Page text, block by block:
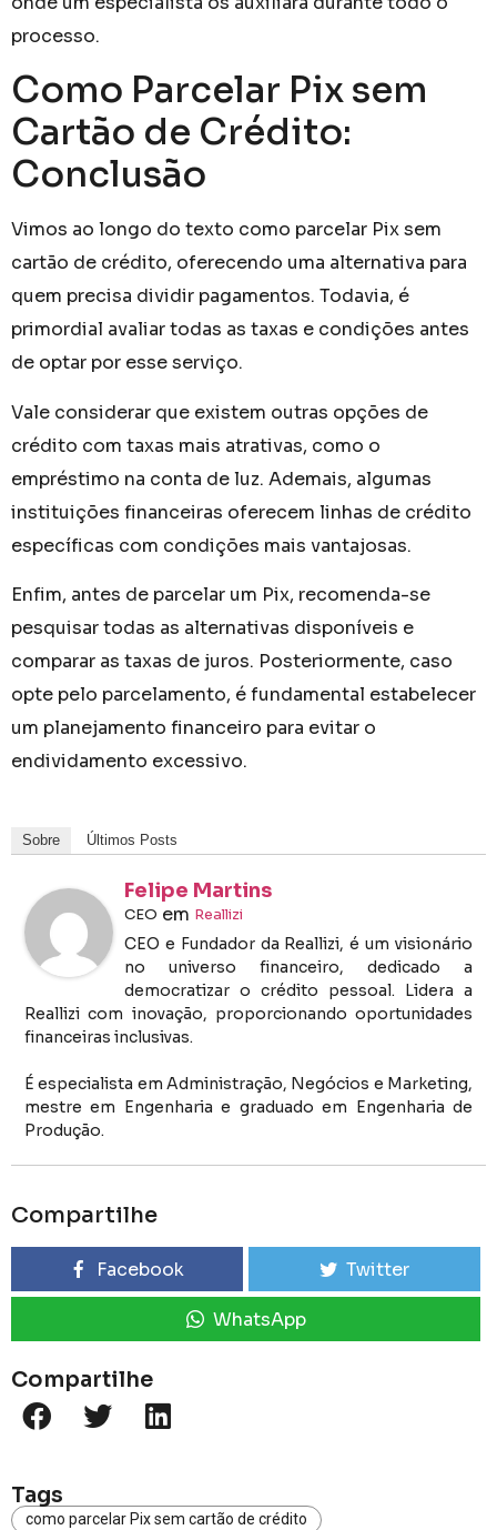
Compartilhe
Tags
como parcelar Pix sem cartão de crédito​
processo.
Como Parcelar Pix sem
Cartão de Crédito​:
Conclusão
Vimos ao longo do texto como parcelar Pix sem
cartão de crédito​, oferecendo uma alternativa para
quem precisa dividir pagamentos. Todavia, é
primordial avaliar todas as taxas e condições antes
de optar por esse serviço.
Vale considerar que existem outras opções de
crédito com taxas mais atrativas, como o
empréstimo na conta de luz. Ademais, algumas
instituições financeiras oferecem linhas de crédito
específicas com condições mais vantajosas.
Enfim, antes de parcelar um Pix, recomenda-se
pesquisar todas as alternativas disponíveis e
comparar as taxas de juros. Posteriormente, caso
opte pelo parcelamento, é fundamental estabelecer
um planejamento financeiro para evitar o
endividamento excessivo.
Sobre Últimos Posts
Felipe Martins
CEO em Reallizi
CEO e Fundador da Reallizi, é um visionário
no universo financeiro, dedicado a
democratizar o crédito pessoal. Lidera a
Reallizi com inovação, proporcionando oportunidades
financeiras inclusivas.
É especialista em Administração, Negócios e Marketing,
mestre em Engenharia e graduado em Engenharia de
Produção.
Compartilhe
Facebook Twitter
WhatsApp